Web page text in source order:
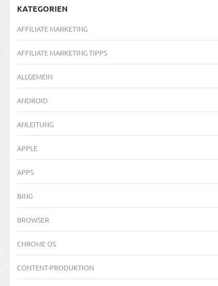
KATEGORIEN
AFFILIATE MARKETING
AFFILIATE MARKETING TIPPS
ALLGEMEIN
ANDROID
ANLEITUNG
APPLE
APPS
BING
BROWSER
CHROME OS
CONTENT-PRODUKTION